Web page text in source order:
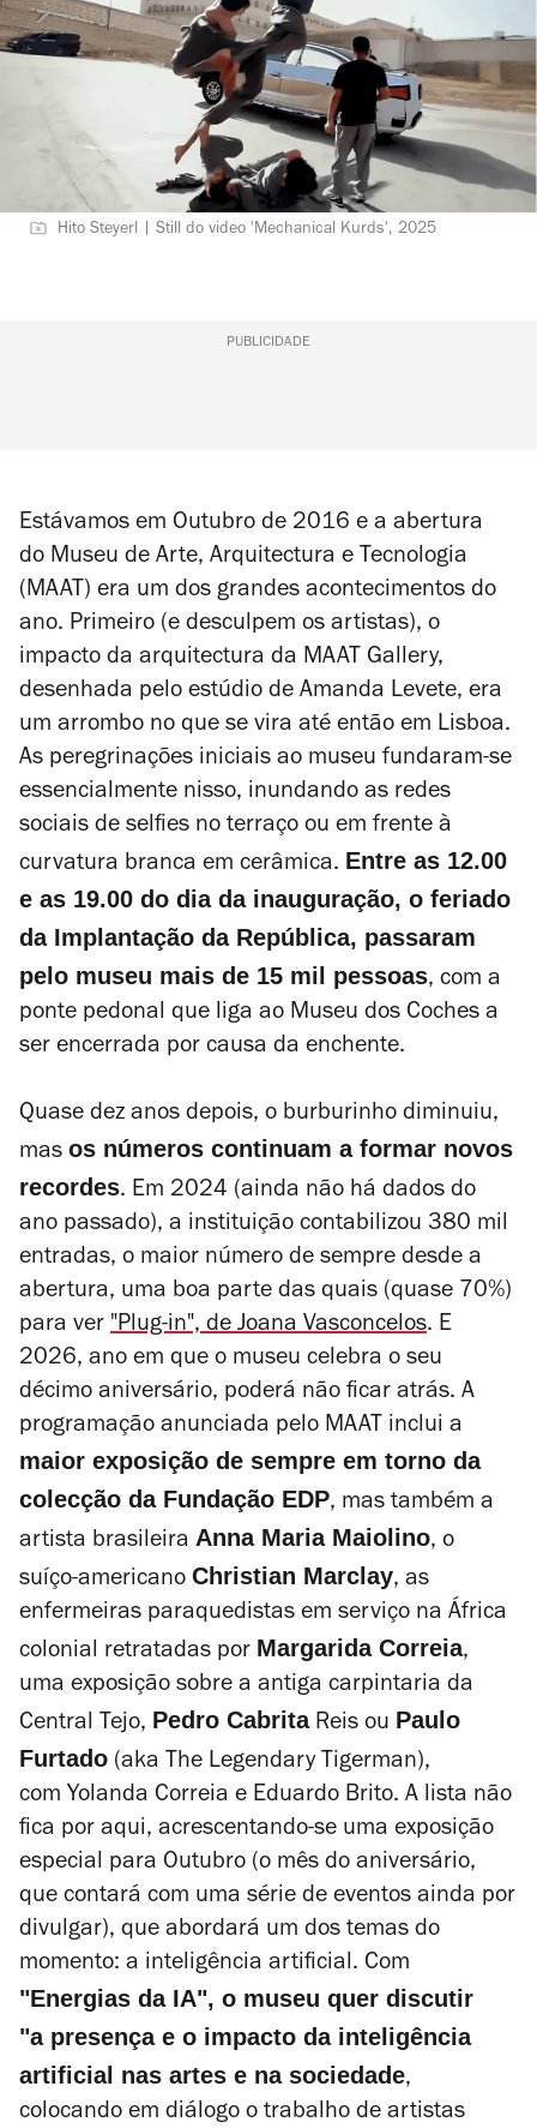
Hito Steyerl | Still do video 'Mechanical Kurds', 2025
PUBLICIDADE
Estávamos em Outubro de 2016 e a abertura
do Museu de Arte, Arquitectura e Tecnologia
(MAAT) era um dos grandes acontecimentos do
ano. Primeiro (e desculpem os artistas), o
impacto da arquitectura da MAAT Gallery,
desenhada pelo estúdio de Amanda Levete, era
um arrombo no que se vira até então em Lisboa.
As peregrinações iniciais ao museu fundaram-se
essencialmente nisso, inundando as redes
sociais de selfies no terraço ou em frente à
curvatura branca em cerâmica. Entre as 12.00
e as 19.00 do dia da inauguração, o feriado
da Implantação da República, passaram
pelo museu mais de 15 mil pessoas, com a
ponte pedonal que liga ao Museu dos Coches a
ser encerrada por causa da enchente.
Quase dez anos depois, o burburinho diminuiu,
mas os números continuam a formar novos
recordes. Em 2024 (ainda não há dados do
ano passado), a instituição contabilizou 380 mil
entradas, o maior número de sempre desde a
abertura, uma boa parte das quais (quase 70%)
para ver "Plug-in", de Joana Vasconcelos. E
2026, ano em que o museu celebra o seu
décimo aniversário, poderá não ficar atrás. A
programação anunciada pelo MAAT inclui a
maior exposição de sempre em torno da
colecção da Fundação EDP, mas também a
artista brasileira Anna Maria Maiolino, o
suíço-americano Christian Marclay, as
enfermeiras paraquedistas em serviço na África
colonial retratadas por Margarida Correia,
uma exposição sobre a antiga carpintaria da
Central Tejo, Pedro CabritaReis ou Paulo
Furtado (aka The Legendary Tigerman),
com Yolanda Correia e Eduardo Brito. A lista não
fica por aqui, acrescentando-se uma exposição
especial para Outubro (o mês do aniversário,
que contará com uma série de eventos ainda por
divulgar), que abordará um dos temas do
momento: a inteligência artificial. Com
"Energias da IA", o museu quer discutir
"a presença e o impacto da inteligência
artificial nas artes e na sociedade,
colocando em diálogo o trabalho de artistas